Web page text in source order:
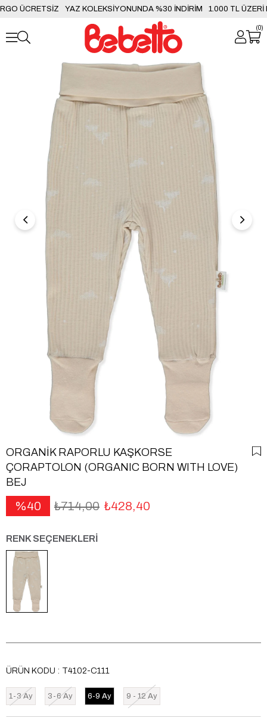
ÜCRETSİZ YAZ KOLEKSİYONUNDA %30 İNDİRİM 1.000 TL ÜZERİ
0
ORGANİK RAPORLU KAŞKORSE
ÇORAPTOLON (ORGANIC BORN WITH LOVE)
BEJ
40 ₺714,00 ₺428,40
RENK SEÇENEKLERİ
ÜRÜN KODU T4102-C111
1-3 Ay 3-6 Ay 6-9 Ay 9 - 12 Ay